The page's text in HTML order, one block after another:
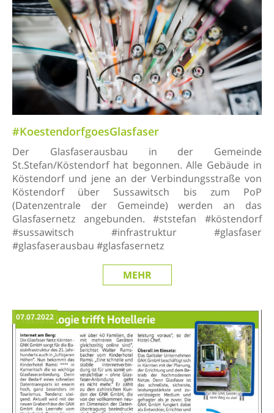
#KoestendorfgoesGlasfaser
Der Glasfaserausbau in der Gemeinde
St.Stefan/Köstendorf hat begonnen. Alle Gebäude in
Köstendorf und jene an der Verbindungsstraße von
Köstendorf über Sussawitsch bis zum PoP
(Datenzentrale der Gemeinde) werden an das
Glasfasernetz angebunden. #ststefan #köstendorf
#sussawitsch #infrastruktur #glasfaser
#glasfaserausbau #glasfasernetz
MEHR
07.07.2022